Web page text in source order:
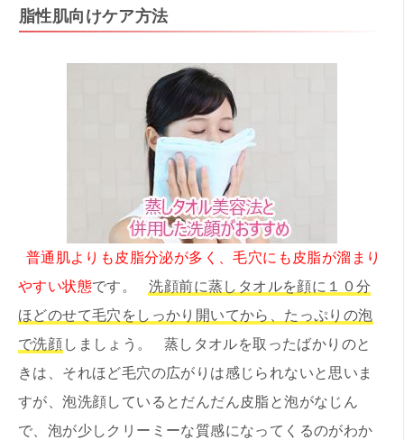
脂性肌向けケア方法
普通肌よりも皮脂分泌が多く、毛穴にも皮脂が溜まり
やすい状態です。 洗顔前に蒸しタオルを顔に１０分
ほどのせて毛穴をしっかり開いてから、たっぷりの泡
で洗顔 しましょう。 蒸しタオルを取ったばかりのと
きは、それほど毛穴の広がりは感じられないと思いま
すが、泡洗顔しているとだんだん皮脂と泡がなじん
で、泡が少しクリーミーな質感になってくるのがわか